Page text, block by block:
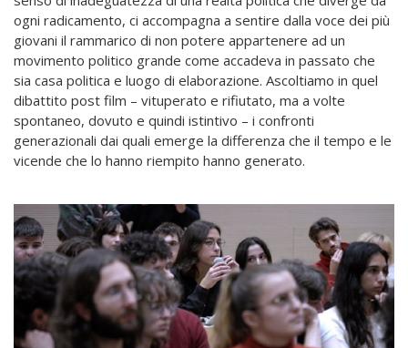
ogni radicamento, ci accompagna a sentire dalla voce dei più
giovani il rammarico di non potere appartenere ad un
movimento politico grande come accadeva in passato che
sia casa politica e luogo di elaborazione. Ascoltiamo in quel
dibattito post film – vituperato e rifiutato, ma a volte
spontaneo, dovuto e quindi istintivo – i confronti
generazionali dai quali emerge la differenza che il tempo e le
vicende che lo hanno riempito hanno generato.